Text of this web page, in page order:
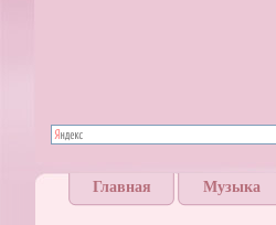
Главная Музыка